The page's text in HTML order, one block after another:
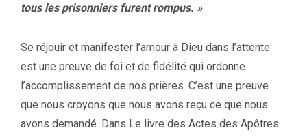
tous les prisonniers furent rompus. »
Se réjouir et manifester l’amour à Dieu dans l’attente
est une preuve de foi et de fidélité qui ordonne
l’accomplissement de nos prières. C’est une preuve
que nous croyons que nous avons reçu ce que nous
avons demandé. Dans Le livre des Actes des Apôtres